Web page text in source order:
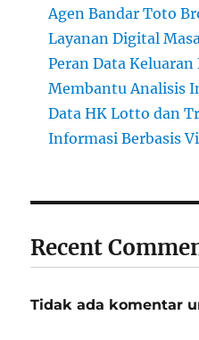
Agen Bandar Toto
Layanan Digital
Peran Data
Membantu Analisis
Data HK Lotto dan
Informasi Berbasis
Recent
Tidak ada komentar